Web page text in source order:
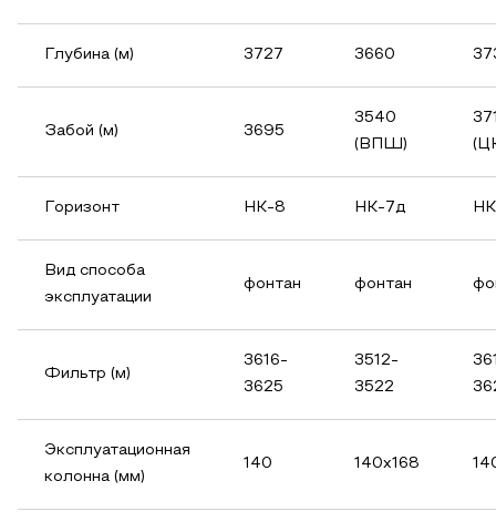
Глубина (м) 3727 3660
Забой (м) 3695
3540
(ВПШ)
Горизонт НК-8 НК-7д
Вид способа
эксплуатации
фонтан фонтан
Фильтр (м)
3616-
3625
3512-
3522
Эксплуатационная
колонна (мм)
140 140х168